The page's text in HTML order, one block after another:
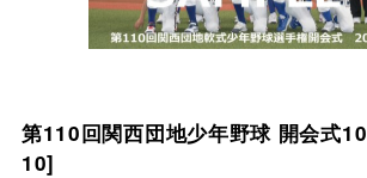
第110回関西団地少年野球 開会式10
10]